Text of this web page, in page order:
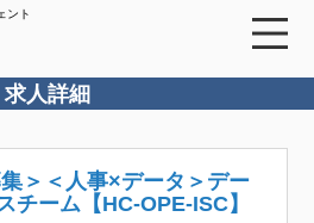
ント
求人詳細
＞＜人事×データ＞デー
チーム【HC-OPE-ISC】